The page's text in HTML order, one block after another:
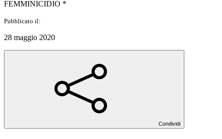
FEMMINICIDIO *
Pubblicato il:
28 maggio 2020
Condividi